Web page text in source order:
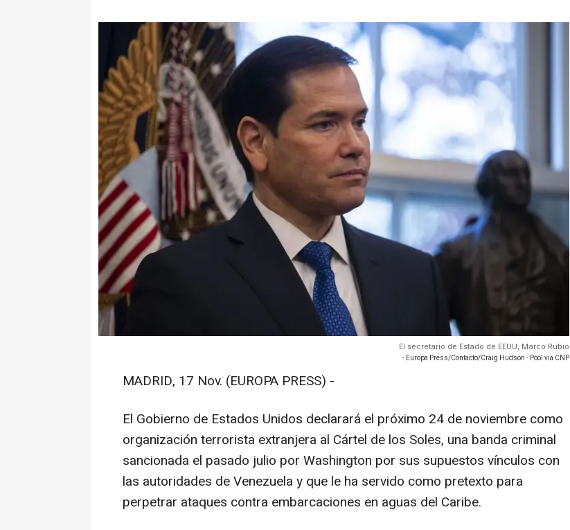
El secretario de Estado de EEUU, Marco Rubio
- Europa Press/Contacto/Craig Hudson - Pool via CNP
MADRID, 17 Nov. (EUROPA PRESS) -
El Gobierno de Estados Unidos declarará el próximo 24 de noviembre como
organización terrorista extranjera al Cártel de los Soles, una banda criminal
sancionada el pasado julio por Washington por sus supuestos vínculos con
las autoridades de Venezuela y que le ha servido como pretexto para
perpetrar ataques contra embarcaciones en aguas del Caribe.